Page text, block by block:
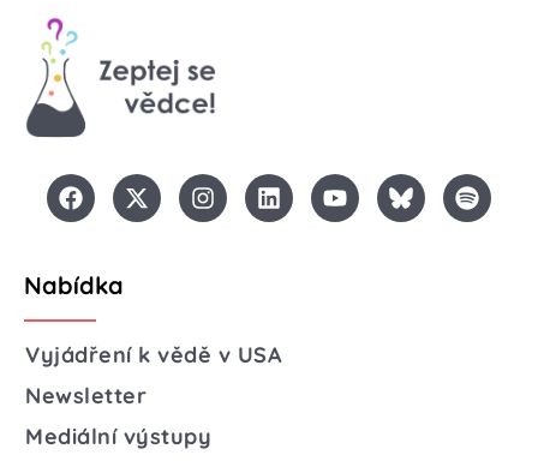
Nabídka
Vyjádření k vědě v USA
Newsletter
Mediální výstupy